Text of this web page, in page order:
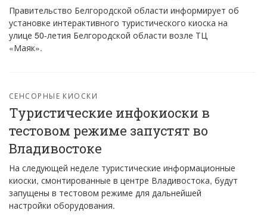
Правительство Белгородской области информирует об
установке интерактивного туристического киоска на
улице 50-летия Белгородской области возле ТЦ
«Маяк».
СЕНСОРНЫЕ КИОСКИ
Туристические инфокиоски в
тестовом режиме запустят во
Владивостоке
На следующей неделе туристические информационные
киоски, смонтированные в центре Владивостока, будут
запущены в тестовом режиме для дальнейшей
настройки оборудования.